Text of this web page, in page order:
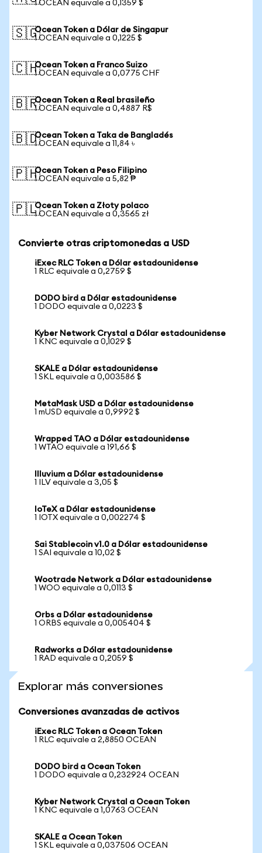
1 OCEAN equivale a 0,1359 $
🇸🇬Ocean Token a Dólar de Singapur
1 OCEAN equivale a 0,1225 $
🇨🇭Ocean Token a Franco Suizo
1 OCEAN equivale a 0,0775 CHF
🇧🇷Ocean Token a Real brasileño
1 OCEAN equivale a 0,4887 R$
🇧🇩Ocean Token a Taka de Bangladés
1 OCEAN equivale a 11,84 ৳
🇵🇭Ocean Token a Peso Filipino
1 OCEAN equivale a 5,82 ₱
🇵🇱Ocean Token a Złoty polaco
1 OCEAN equivale a 0,3565 zł
Convierte otras criptomonedas a USD
iExec RLC Token a Dólar estadounidense
1 RLC equivale a 0,2759 $
DODO bird a Dólar estadounidense
1 DODO equivale a 0,0223 $
Kyber Network Crystal a Dólar estadounidense
1 KNC equivale a 0,1029 $
SKALE a Dólar estadounidense
1 SKL equivale a 0,003586 $
MetaMask USD a Dólar estadounidense
1 mUSD equivale a 0,9992 $
Wrapped TAO a Dólar estadounidense
1 WTAO equivale a 191,66 $
Illuvium a Dólar estadounidense
1 ILV equivale a 3,05 $
IoTeX a Dólar estadounidense
1 IOTX equivale a 0,002274 $
Sai Stablecoin v1.0 a Dólar estadounidense
1 SAI equivale a 10,02 $
Wootrade Network a Dólar estadounidense
1 WOO equivale a 0,0113 $
Orbs a Dólar estadounidense
1 ORBS equivale a 0,005404 $
Radworks a Dólar estadounidense
1 RAD equivale a 0,2059 $
Explorar más conversiones
Conversiones avanzadas de activos
iExec RLC Token a Ocean Token
1 RLC equivale a 2,8850 OCEAN
DODO bird a Ocean Token
1 DODO equivale a 0,232924 OCEAN
Kyber Network Crystal a Ocean Token
1 KNC equivale a 1,0763 OCEAN
SKALE a Ocean Token
1 SKL equivale a 0,037506 OCEAN